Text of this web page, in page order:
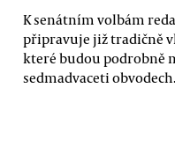
K senátním volbám
připravuje již tradičně
které budou podrobně
sedmadvaceti obvodech.